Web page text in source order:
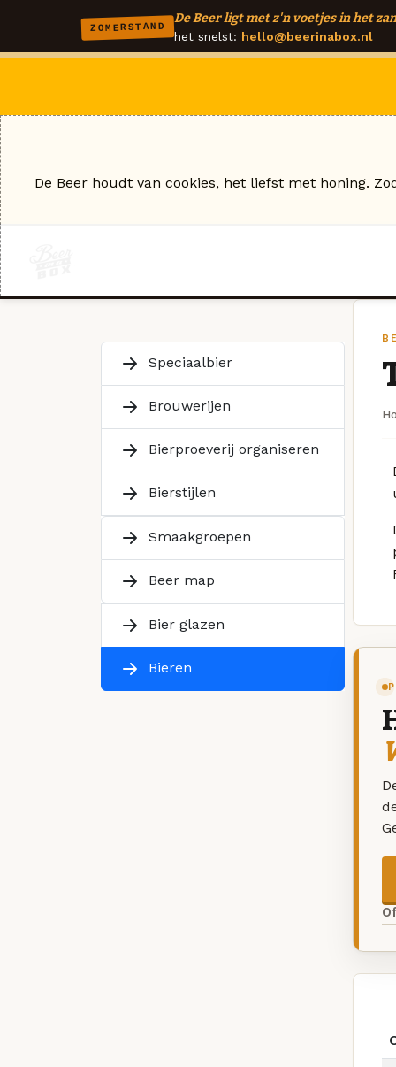
ZOMERSTAND
De Beer ligt met z'n voetjes in het
het snelst: hello@beerinabox.nl
Speciaalbier
Brouwerijen
Bierproeverij organiseren
Bierstijlen
Smaakgroepen
Beer map
Bier glazen
Bieren
De Beer houdt van cookies, het liefst met honing.